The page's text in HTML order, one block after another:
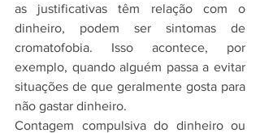
as justificativas têm relação com o
dinheiro, podem ser sintomas de
cromatofobia. Isso acontece, por
exemplo, quando alguém passa a evitar
situações de que geralmente gosta para
não gastar dinheiro.
Contagem compulsiva do dinheiro ou